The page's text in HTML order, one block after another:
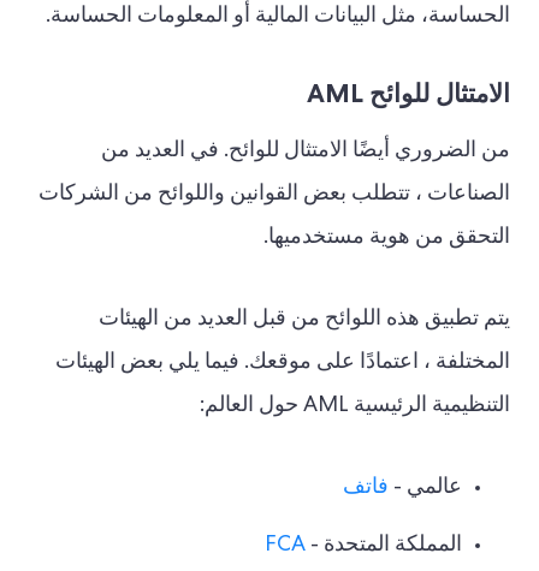
الحساسة، مثل البيانات المالية أو المعلومات الحساسة.
الامتثال للوائح AML
من الضروري أيضًا الامتثال للوائح. في العديد من
الصناعات ، تتطلب بعض القوانين واللوائح من الشركات
التحقق من هوية مستخدميها.
يتم تطبيق هذه اللوائح من قبل العديد من الهيئات
المختلفة ، اعتمادًا على موقعك. فيما يلي بعض الهيئات
التنظيمية الرئيسية AML حول العالم:
عالمي - فاتف
المملكة المتحدة - FCA